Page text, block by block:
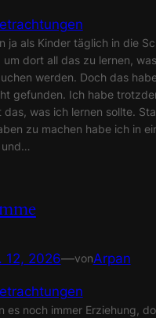
ja als Kinder täglich in die
dort all das zu lernen,
werden. Doch das
gefunden. Ich habe
das, was ich lernen sollte.
zu machen habe ich in
12, 2026—vonArpan
es noch immer Erziehung,